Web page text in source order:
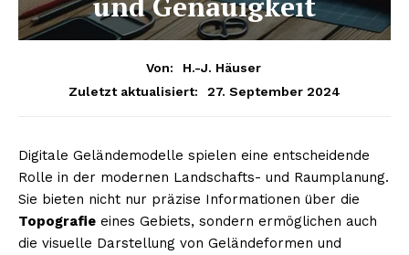
Von:
H.-J. Häuser
Zuletzt aktualisiert:
27. September 2024
Digitale Geländemodelle spielen eine entscheidende
Rolle in der modernen Landschafts- und Raumplanung.
Sie bieten nicht nur präzise Informationen über die
Topografie eines Gebiets, sondern ermöglichen auch
die visuelle Darstellung von Geländeformen und